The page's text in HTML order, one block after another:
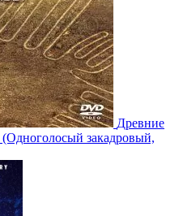
Древние
(Одноголосый закадровый,